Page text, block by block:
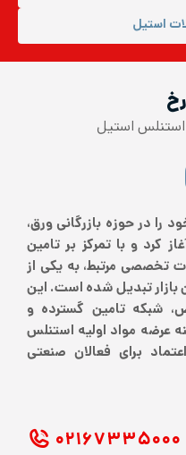
استیل
استیل
1386 فعالیت خود را در حوزه بازرگانی ورق،
کرد و با تمرکز بر تامین
تخصصی مرتبط، به یکی از
بازار تبدیل شده است. این
شبکه تامین گسترده و
عرضه مواد اولیه استنلس
برای فعالان صنعتی
۰۲۱ ۶۷۳۳۵۰۰۰